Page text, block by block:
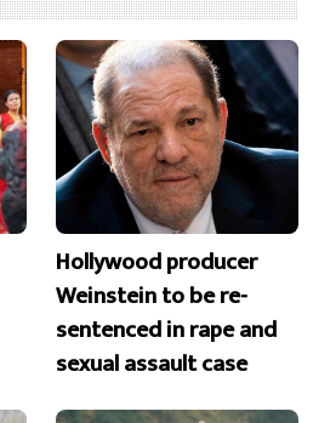
Hollywood producer
Weinstein to be re-
sentenced in rape and
sexual assault case